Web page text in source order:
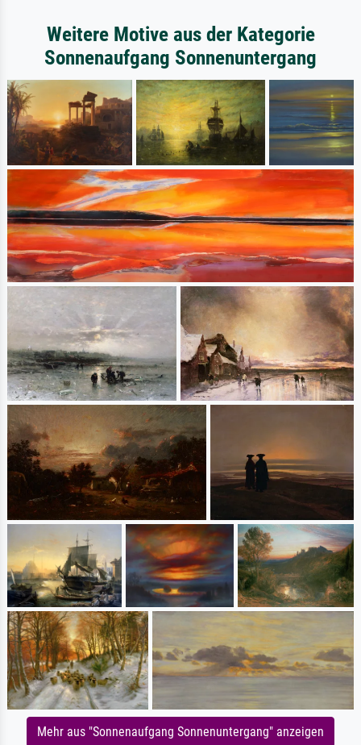
Weitere Motive aus der Kategorie
Sonnenaufgang Sonnenuntergang
Mehr aus "Sonnenaufgang Sonnenuntergang" anzeigen